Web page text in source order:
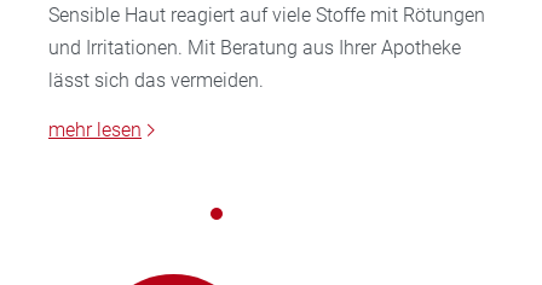
Sensible Haut reagiert auf viele Stoffe mit Rötungen
und Irritationen. Mit Beratung aus Ihrer Apotheke
lässt sich das vermeiden.
mehr lesen